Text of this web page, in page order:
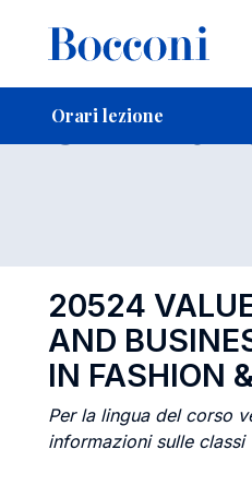
Orari lezione
-
Orari
20524
AND
IN FASHION
Per la lingua del corso
informazioni sulle classi